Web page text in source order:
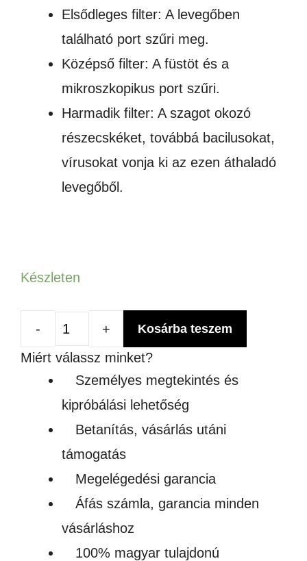
Elsődleges filter: A levegőben
található port szűri meg.
Középső filter: A füstöt és a
mikroszkopikus port szűri.
Harmadik filter: A szagot okozó
részecskéket, továbbá bacilusokat,
vírusokat vonja ki az ezen áthaladó
levegőből.
Készleten
tisztító,
füst
elszívó
lézergravírozó
gépekhez
-
hordozható
mennyiség
Kosárba teszem
Miért válassz minket?
Személyes megtekintés és
kipróbálási lehetőség
Betanítás, vásárlás utáni
támogatás
Megelégedési garancia
Áfás számla, garancia minden
vásárláshoz
100% magyar tulajdonú